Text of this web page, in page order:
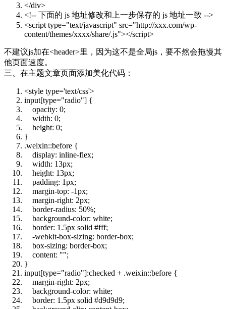
</div>
<!-- 下面的 js 地址修改和上一步保存的 js 地址一致 -->
<script type="text/javascript" src="http://xxx.com/wp-
content/themes/xxxx/share/.js"></script>
不建议js加在<header>里，因为这不是全局js，要不然会拖慢其
他页面速度。
三、在主题文章页面添加美化代码：
<style type='text/css'>
input[type="radio"] {
opacity: 0;
width: 0;
height: 0;
}
.weixin::before {
display: inline-flex;
width: 13px;
height: 13px;
padding: 1px;
margin-top: -1px;
margin-right: 2px;
border-radius: 50%;
background-color: white;
border: 1 .5px solid #fff;
-webkit-box-sizing: border-box;
box-sizing: border-box;
content: "";
}
input[type="radio"]:checked + .weixin::before {
margin-right: 2px;
background-color: white;
border: 1 .5px solid #d9d9d9;